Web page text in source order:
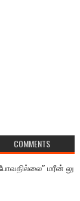
COMMENTS
மரீன் லு